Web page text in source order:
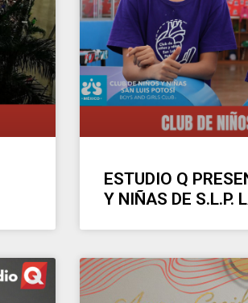
ESTUDIO Q
Y NIÑAS DE S.L.P.